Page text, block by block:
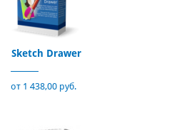
Sketch Drawer
от 1 438,00 руб.